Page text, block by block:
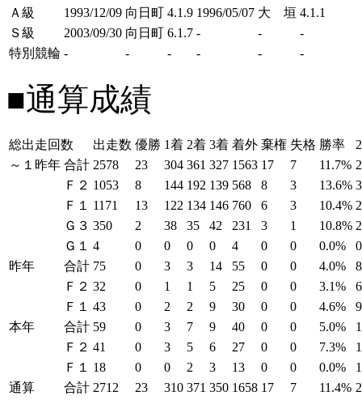
Ａ級
1993/12/09 向日町 4.1.9 1996/05/07 大 垣 4.1.1
Ｓ級
2003/09/30 向日町 6.1.7 - -
-
特別競輪 - - - - - -
■通算成績
総出走回数 出走数 優勝 1着 2着 3着 着外 棄権 失格 勝率
～１昨年 合計 2578 23 304 361 327 1563 17 7 11.7%
Ｆ２ 1053 8 144 192 139 568 8 3 13.6%
Ｆ１
1171 13 122 134 146 760 6 3 10.4%
Ｇ３ 350 2 38 35 42 231 3 1 10.8%
Ｇ１
4 0 0 0 0 4 0 0 0.0%
昨年
合計 75 0 3 3 14 55 0 0 4.0%
Ｆ２ 32 0 1 1 5 25 0 0 3.1%
Ｆ１
43 0 2 2 9 30 0 0 4.6%
本年
合計 59 0 3 7 9 40 0 0 5.0%
Ｆ２ 41 0 3 5 6 27 0 0 7.3%
Ｆ１
18 0 0 2 3 13 0 0 0.0%
通算
合計 2712 23 310 371 350 1658 17 7 11.4%